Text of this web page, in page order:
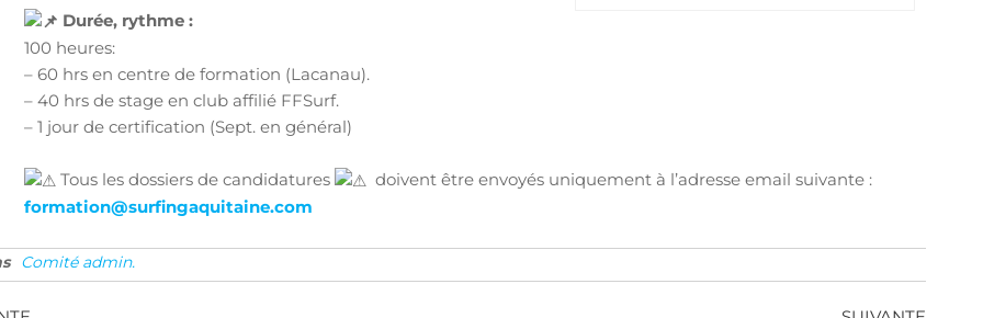
Durée, rythme :
100 heures:
– 60 hrs en centre de formation (Lacanau).
– 40 hrs de stage en club affilié FFSurf.
– 1 jour de certification (Sept. en général)
Tous les dossiers de candidatures
doivent être envoyés uniquement à l’adresse email suivante :
formation@surfingaquitaine.com
Comité admin.